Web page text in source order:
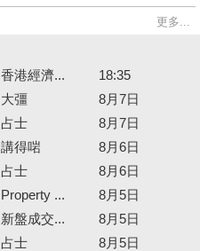
更多...
香港經濟...
18:35
大彊
8月7日
占士
8月7日
講得啱
8月6日
占士
8月6日
Property ...
8月5日
新盤成交...
8月5日
占士
8月5日